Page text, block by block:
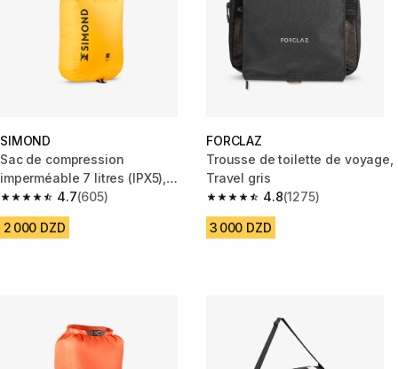
SIMOND
Sac de compression
imperméable 7 litres (IPX5),
ultra léger , jaune
4.7
4.7 out of 5 stars from 605 reviews
(605)
2 000 DZD
FORCLAZ
Trousse de toilette de voyage,
Travel gris
4.8
4.8 out of 5 stars from 1275
(1275)
3 000 DZD